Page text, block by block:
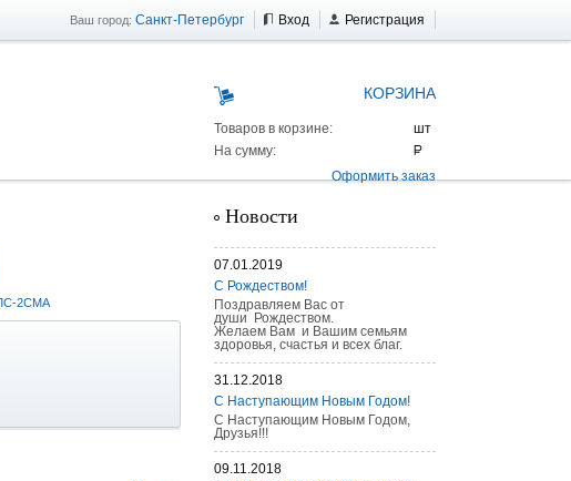
Ваш город: Санкт-Петербург Вход Регистрация
КОРЗИНА
Товаров в корзине:
На сумму:
Оформить заказ
2СМА
AS 25 г/п
Новости
07.01.2019
С Рождеством!
Поздравляем Вас от
души Рождеством.
Желаем Вам и Вашим семьям
здоровья, счастья и всех благ.
31.12.2018
С Наступающим Новым Годом!
С Наступающим Новым Годом,
Друзья!!!
09.11.2018